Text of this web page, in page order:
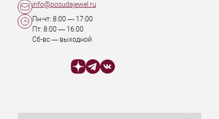
info@posudajewel.ru
Пн-чт: 8:00 — 17:00
Пт: 8:00 — 16:00
Сб-вс — выходной